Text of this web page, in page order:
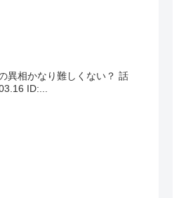
異相かなり難しくない？ 話
ID:...